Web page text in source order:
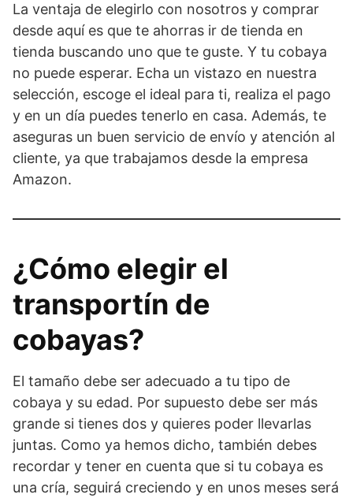
La ventaja de elegirlo con nosotros y comprar
desde aquí es que te ahorras ir de tienda en
tienda buscando uno que te guste. Y tu cobaya
no puede esperar. Echa un vistazo en nuestra
selección, escoge el ideal para ti, realiza el pago
y en un día puedes tenerlo en casa. Además, te
aseguras un buen servicio de envío y atención al
cliente, ya que trabajamos desde la empresa
Amazon.
¿Cómo elegir el
transportín de
cobayas?
El tamaño debe ser adecuado a tu tipo de
cobaya y su edad. Por supuesto debe ser más
grande si tienes dos y quieres poder llevarlas
juntas. Como ya hemos dicho, también debes
recordar y tener en cuenta que si tu cobaya es
una cría, seguirá creciendo y en unos meses será